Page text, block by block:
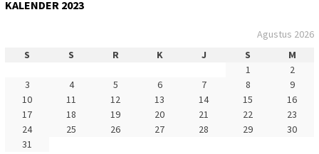
KALENDER 2023
Agustus 2026
S
S R K J S
M
1
2
3
4 5 6 7 8
9
10
11 12 13 14 15
16
17
18 19 20 21 22
23
24
25 26 27 28 29
30
31